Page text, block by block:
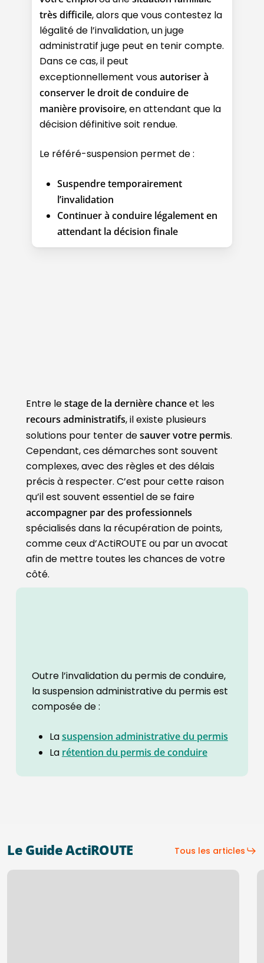
très difficile, alors que vous contestez la
légalité de l’invalidation, un juge
administratif juge peut en tenir compte.
Dans ce cas, il peut
exceptionnellement vousautoriser à
conserver le droit de conduire de
manière provisoire, en attendant que la
décision définitive soit rendue.
Le référé-suspension permet de :
Suspendre temporairement
l’invalidation
Continuer à conduire légalement en
attendant la décision finale
Entre lestage de la dernière chanceet les
recours administratifs, il existe plusieurs
solutions pour tenter desauver votre permis.
Cependant, ces démarches sont souvent
complexes, avec des règles et des délais
précis à respecter. C’est pour cette raison
qu’il est souvent essentiel de se faire
accompagner par des professionnels
spécialisés dans la récupération de points,
comme ceux d’ActiROUTE ou par un avocat
afin de mettre toutes les chances de votre
côté.
Outre l’invalidation du permis de conduire,
la suspension administrative du permis est
composée de :
Lasuspension administrative du permis
La rétention du permis de conduire
Le Guide ActiROUTE Tous les articles
Le